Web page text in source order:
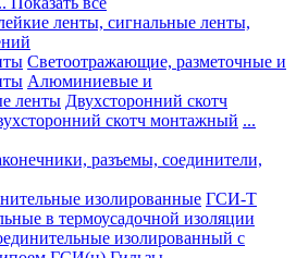
ленты, сигнальные ленты,
Светоотражающие, разметочные и
Алюминиевые и
ленты Двухсторонний скотч
скотч монтажный ...
разъемы, соединители,
изолированные ГСИ-Т
в термоусадочной изоляции
изолированный с